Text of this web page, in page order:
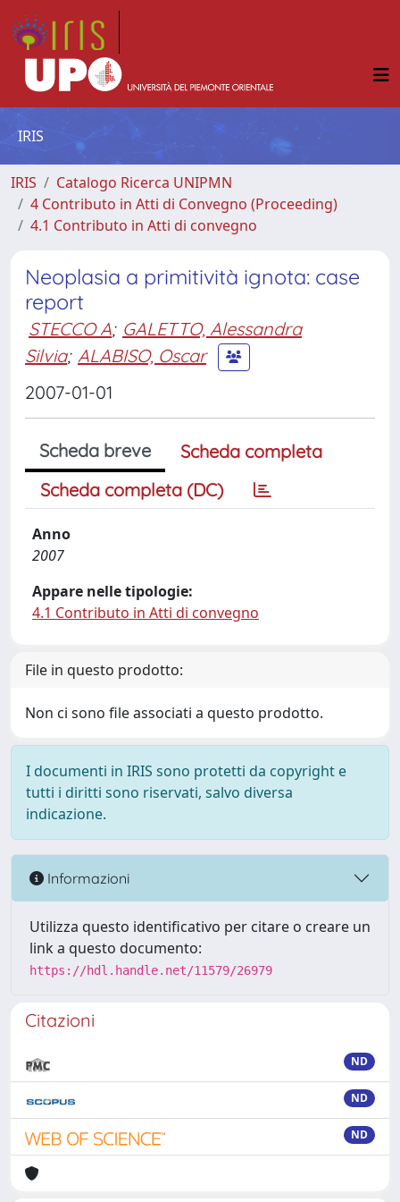
IRIS
IRIS
Catalogo Ricerca UNIPMN
4 Contributo in Atti di Convegno (Proceeding)
4.1 Contributo in Atti di convegno
Neoplasia a primitività ignota: case
report
STECCO A; GALETTO, Alessandra
Silvia; ALABISO, Oscar
2007-01-01
Scheda breve
Scheda completa
Scheda completa (DC)
Anno
2007
Appare nelle tipologie:
4.1 Contributo in Atti di convegno
File in questo prodotto:
Non ci sono file associati a questo prodotto.
I documenti in IRIS sono protetti da copyright e
tutti i diritti sono riservati, salvo diversa
indicazione.
Informazioni
Utilizza questo identificativo per citare o creare un
link a questo documento:
https://hdl.handle.net/11579/26979
Citazioni
ND
ND
ND